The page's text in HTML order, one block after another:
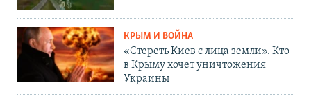
КРЫМ И ВОЙНА
«Стереть Киев с лица земли». Кто
в Крыму хочет уничтожения
Украины